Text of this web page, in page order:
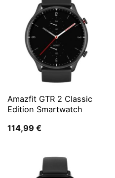
Amazfit GTR 2 Classic
Edition Smartwatch
114,99 €